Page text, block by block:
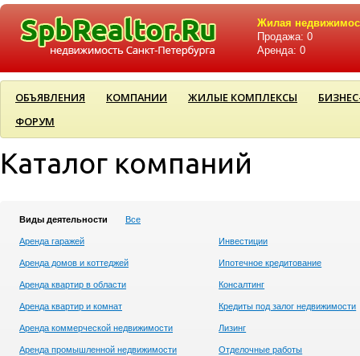
Жилая
Продажа: 0
Аренда: 0
ОБЪЯВЛЕНИЯ КОМПАНИИ ЖИЛЫЕ КОМПЛЕКСЫ
ФОРУМ
Каталог компаний
Виды деятельности Все
Аренда гаражей
Аренда домов и коттеджей
Аренда квартир в области
Аренда квартир и комнат
Аренда коммерческой недвижимости
Аренда промышленной недвижимости
Инвестиции
Ипотечное кредитование
Консалтинг
Кредиты под залог недвижимости
Лизинг
Отделочные работы